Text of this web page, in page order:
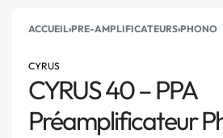
ACCUEIL›PRE-AMPLIFICATEURS›PHONO
CYRUS
CYRUS 40 – PPA
Préamplificateur